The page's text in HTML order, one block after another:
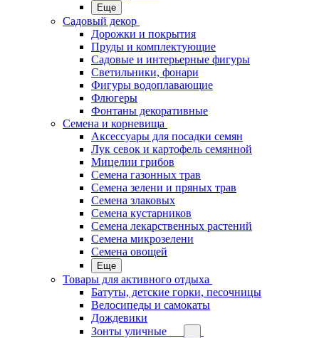
Еще
Садовый декор
Дорожки и покрытия
Пруды и комплектующие
Садовые и интерьерные фигуры
Светильники, фонари
Фигуры водоплавающие
Флюгеры
Фонтаны декоративные
Семена и корневища
Аксессуары для посадки семян
Лук севок и картофель семянной
Мицелии грибов
Семена газонных трав
Семена зелени и пряных трав
Семена злаковых
Семена кустарников
Семена лекарственных растений
Семена микрозелени
Семена овощей
Еще
Товары для активного отдыха
Батуты, детские горки, песочницы
Велосипеды и самокаты
Дождевики
Зонты уличные